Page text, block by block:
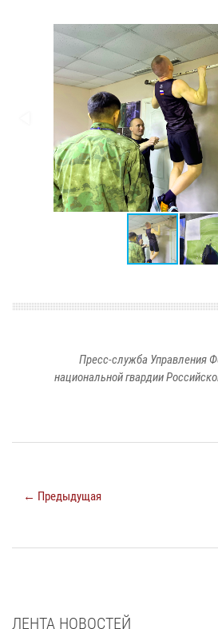
Пресс-служба Управления
национальной гвардии
← Предыдущая
ЛЕНТА НОВОСТЕЙ